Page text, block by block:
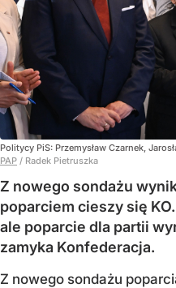
Politycy PiS: Przemysław Czarnek,
PAP / Radek Pietruszka
Z nowego sondażu
poparciem cieszy się
ale poparcie dla partii
zamyka Konfederacja.
Z nowego sondażu